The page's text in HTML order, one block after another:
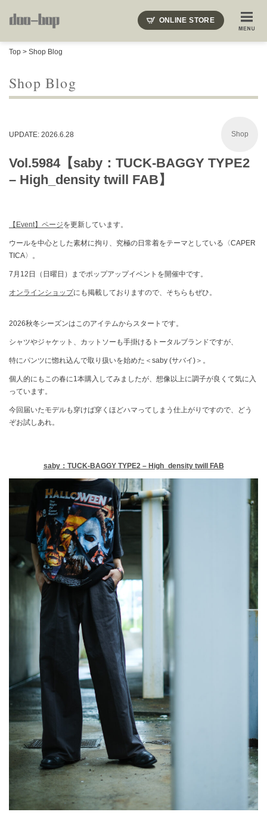
ONLINE STORE
Top > Shop Blog
Shop Blog
UPDATE: 2026.6.28 Shop
Vol.5984【saby：TUCK-BAGGY TYPE2
– High_density twill FAB】
【Event】ページを更新しています。
ウールを中心とした素材に拘り、究極の日常着をテーマとしている〈CAPER
TICA〉。
7月12日（日曜日）までポップアップイベントを開催中です。
オンラインショップにも掲載しておりますので、そちらもぜひ。
2026秋冬シーズンはこのアイテムからスタートです。
シャツやジャケット、カットソーも手掛けるトータルブランドですが、
特にパンツに惚れ込んで取り扱いを始めた＜saby (サバイ)＞。
個人的にもこの春に1本購入してみましたが、想像以上に調子が良くて気に入
っています。
今回届いたモデルも穿けば穿くほどハマってしまう仕上がりですので、どう
ぞお試しあれ。
saby：TUCK-BAGGY TYPE2 – High_density twill FAB